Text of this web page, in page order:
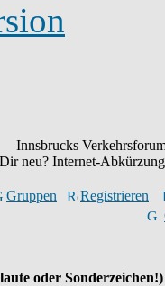
Innsbrucks
neu? Internet-
Gruppen
Registrieren
oder Sonderzeichen!)